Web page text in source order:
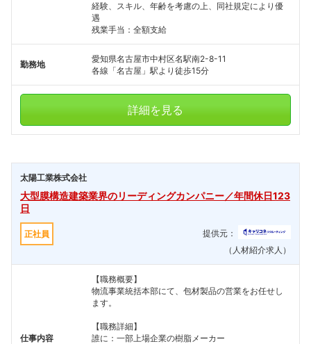
経験、スキル、年齢を考慮の上、同社規定により優
遇
残業手当：全額支給
勤務地
愛知県名古屋市中村区名駅南2-8-11
各線「名古屋」駅より徒歩15分
詳細を見る
太陽工業株式会社
大型膜構造建築業界のリーディングカンパニー／年間休日123
日
正社員
提供元：
（人材紹介求人）
仕事内容
【職務概要】
物流事業統括本部にて、包材製品の営業をお任せし
ます。
【職務詳細】
誰に：一部上場企業の樹脂メーカー